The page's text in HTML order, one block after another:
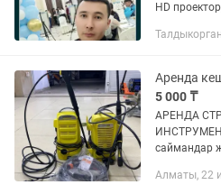
HD
обучения! Основные особенности:
Аренда
5 000 ₸
АРЕНДА
саймандар жалға
удобно,
Алматы, 22